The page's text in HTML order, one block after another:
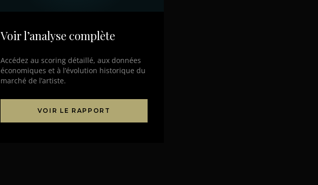
Voir l’analyse complète
Accédez au scoring détaillé, aux données
économiques et à l’évolution historique du
marché de l’artiste.
VOIR LE RAPPORT